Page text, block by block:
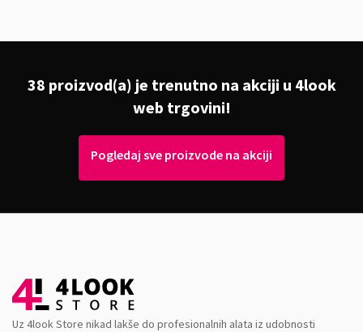
38 proizvod(a) je trenutno na akciji u 4look
web trgovini!
Pogledaj sve proizvode na akciji
Uz 4look Store nikad lakše do profesionalnih alata iz udobnosti